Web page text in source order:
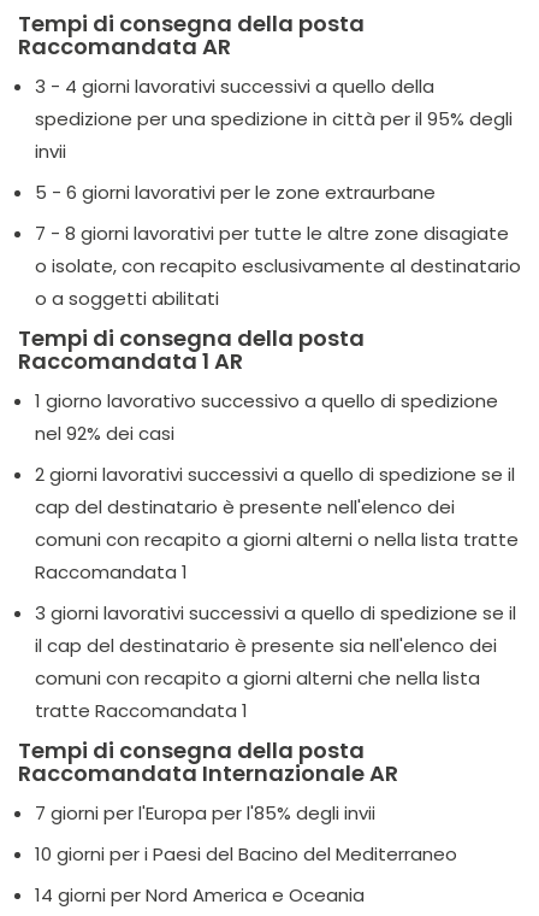
Tempi di consegna della posta
Raccomandata AR
3 - 4 giorni lavorativi successivi a quello della
spedizione per una spedizione in città per il 95% degli
invii
5 - 6 giorni lavorativi per le zone extraurbane
7 - 8 giorni lavorativi per tutte le altre zone disagiate
o isolate, con recapito esclusivamente al destinatario
o a soggetti abilitati
Tempi di consegna della posta
Raccomandata 1 AR
1 giorno lavorativo successivo a quello di spedizione
nel 92% dei casi
2 giorni lavorativi successivi a quello di spedizione se il
cap del destinatario è presente nell'elenco dei
comuni con recapito a giorni alterni o nella lista tratte
Raccomandata 1
3 giorni lavorativi successivi a quello di spedizione se il
il cap del destinatario è presente sia nell'elenco dei
comuni con recapito a giorni alterni che nella lista
tratte Raccomandata 1
Tempi di consegna della posta
Raccomandata Internazionale AR
7 giorni per l'Europa per l'85% degli invii
10 giorni per i Paesi del Bacino del Mediterraneo
14 giorni per Nord America e Oceania